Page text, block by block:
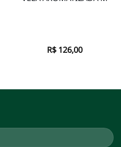
R$126,00